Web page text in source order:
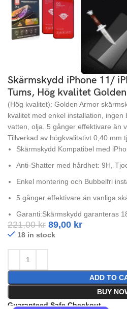
Skärmskydd iPhone 11/
Tums, Hög kvalitet
(Hög kvalitet): Golden Armor
kvalitet med enkel installation, ingen
vatten, olja. 5 gånger effektivare än
Tillverkad av högkvalitativt 0,40 mm
Skärmskydd Kompatibel med
Anti-Shatter med hårdhet: 9H,
Enkel montering och Bubbelfri
5 gånger effektivare än vanliga
Garanti:Skärmskydd garanteras
221,00kr 89,00 kr
18 in stock
ADD TO
BUY
Guaranteed Safe Checkout